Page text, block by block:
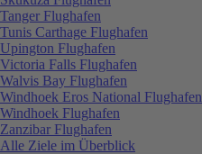
Tanger Flughafen
Tunis Carthage Flughafen
Upington Flughafen
Victoria Falls Flughafen
Walvis Bay Flughafen
Windhoek Eros National Flughafen
Windhoek Flughafen
Zanzibar Flughafen
Alle Ziele im Überblick